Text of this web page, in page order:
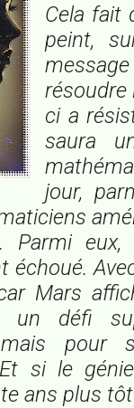
Cela fait
peint,
résoudre
ci a
saura
jour,
Parmi
échoué.
Mars
un défi
mais pour
si le
ans plus